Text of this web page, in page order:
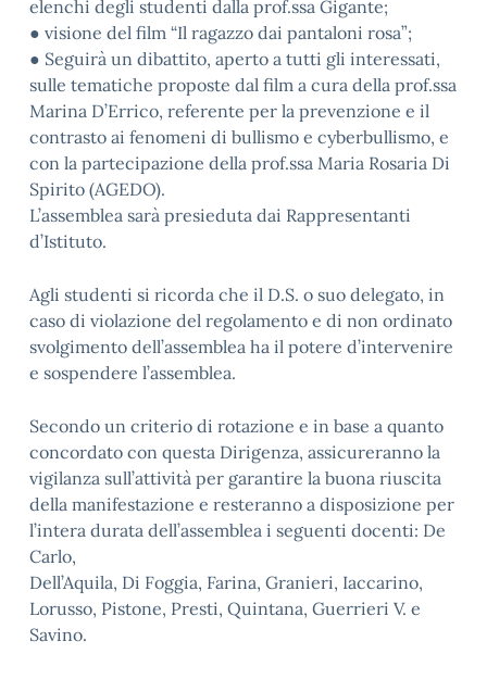
elenchi degli studenti dalla prof.ssa Gigante;
● visione del film “Il ragazzo dai pantaloni rosa”;
● Seguirà un dibattito, aperto a tutti gli interessati,
sulle tematiche proposte dal film a cura della prof.ssa
Marina D’Errico, referente per la prevenzione e il
contrasto ai fenomeni di bullismo e cyberbullismo, e
con la partecipazione della prof.ssa Maria Rosaria Di
Spirito (AGEDO).
L’assemblea sarà presieduta dai Rappresentanti
d’Istituto.
Agli studenti si ricorda che il D.S. o suo delegato, in
caso di violazione del regolamento e di non ordinato
svolgimento dell’assemblea ha il potere d’intervenire
e sospendere l’assemblea.
Secondo un criterio di rotazione e in base a quanto
concordato con questa Dirigenza, assicureranno la
vigilanza sull’attività per garantire la buona riuscita
della manifestazione e resteranno a disposizione per
l’intera durata dell’assemblea i seguenti docenti: De
Carlo,
Dell’Aquila, Di Foggia, Farina, Granieri, Iaccarino,
Lorusso, Pistone, Presti, Quintana, Guerrieri V. e
Savino.